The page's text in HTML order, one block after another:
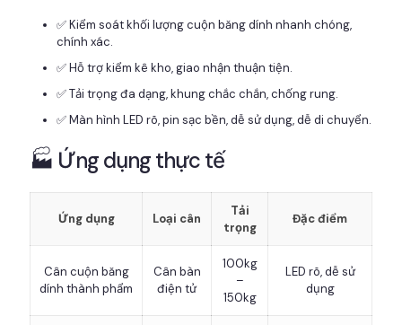
✅ Kiểm soát khối lượng cuộn băng dính nhanh chóng,
chính xác.
✅ Hỗ trợ kiểm kê kho, giao nhận thuận tiện.
✅ Tải trọng đa dạng, khung chắc chắn, chống rung.
✅ Màn hình LED rõ, pin sạc bền, dễ sử dụng, dễ di chuyển.
🏭 Ứng dụng thực tế
Ứng dụng Loại cân
Tải
trọng
Đặc điểm
Cân cuộn băng
dính thành phẩm
Cân bàn
điện tử
100kg
–
150kg
LED rõ, dễ sử
dụng